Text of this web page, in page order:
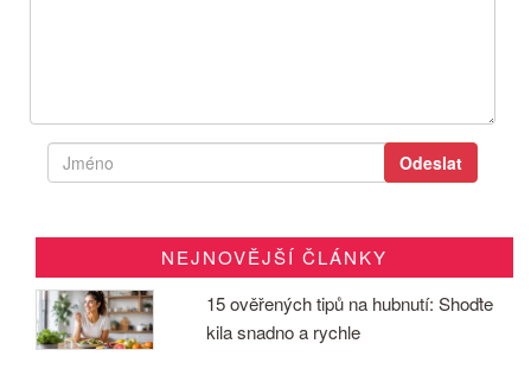
NEJNOVĚJŠÍ ČLÁNKY
15 ověřených tipů na hubnutí: Shoďte
kila snadno a rychle